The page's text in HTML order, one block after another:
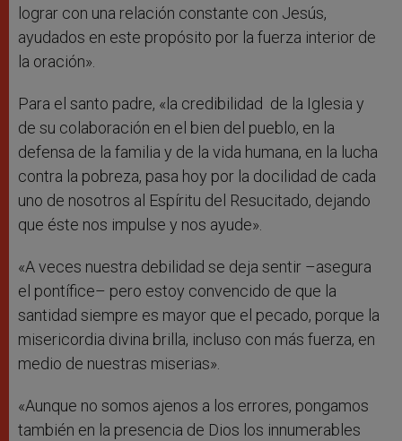
lograr con una relación constante con Jesús,
ayudados en este propósito por la fuerza interior de
la oración».
Para el santo padre, «la credibilidad de la Iglesia y
de su colaboración en el bien del pueblo, en la
defensa de la familia y de la vida humana, en la lucha
contra la pobreza, pasa hoy por la docilidad de cada
uno de nosotros al Espíritu del Resucitado, dejando
que éste nos impulse y nos ayude».
«A veces nuestra debilidad se deja sentir –asegura
el pontífice– pero estoy convencido de que la
santidad siempre es mayor que el pecado, porque la
misericordia divina brilla, incluso con más fuerza, en
medio de nuestras miserias».
«Aunque no somos ajenos a los errores, pongamos
también en la presencia de Dios los innumerables